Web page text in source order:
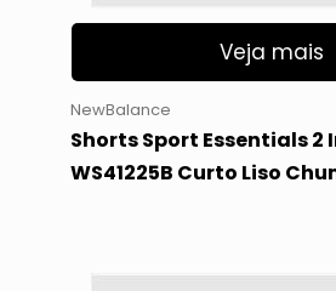
Veja mais
NewBalance
Shorts Sport Essentials 2
WS41225B Curto Liso